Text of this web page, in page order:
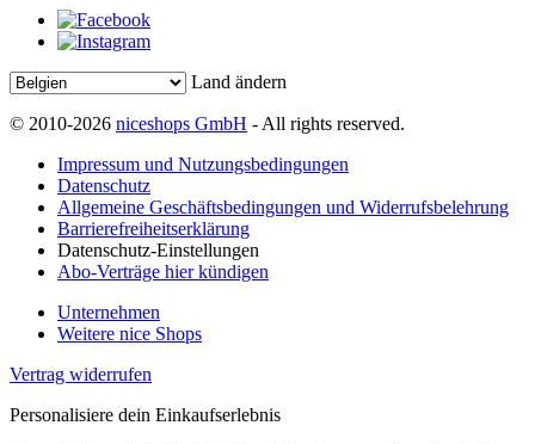
Land ändern
© 2010-2026 niceshops GmbH - All rights reserved.
Impressum und Nutzungsbedingungen
Datenschutz
Allgemeine Geschäftsbedingungen und Widerrufsbelehrung
Barrierefreiheitserklärung
Datenschutz-Einstellungen
Abo-Verträge hier kündigen
Unternehmen
Weitere nice Shops
Vertrag widerrufen
Personalisiere dein Einkaufserlebnis